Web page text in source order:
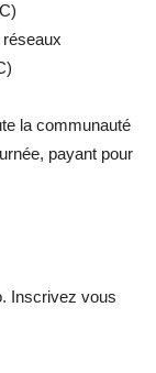
la communauté
payant pour
Inscrivez vous